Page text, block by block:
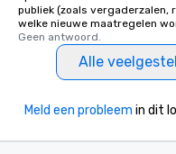
publiek (zoals vergaderzalen,
welke nieuwe maatregelen
Geen antwoord.
Alle
Meld een probleem in dit